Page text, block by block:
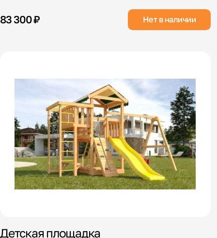
83 300 ₽ Нет в наличии
Детская площадка